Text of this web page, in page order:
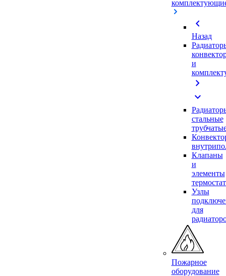
chevron_left
Назад
и
chevron_right
expand_more
стальные
Клапаны
и
элементы
Узлы
для
Пожарное
оборудование